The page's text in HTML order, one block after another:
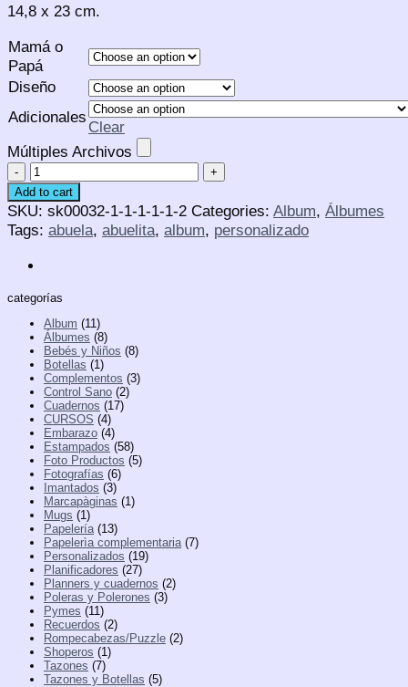
14,8 x 23 cm.
Mamá o
Papá
Diseño
Adicionales
Clear
Múltiples Archivos
Álbum
Mamá,
Papá
háblame
ti
Add to cart
SKU: sk00032-1-1-1-1-1-2 Categories: Album, Álbumes
Tags: abuela, abuelita, album, personalizado
categorías
Album (11)
Álbumes (8)
Bebés y Niños (8)
Botellas (1)
Complementos (3)
Control Sano (2)
Cuadernos (17)
CURSOS (4)
Embarazo (4)
Estampados (58)
Foto Productos (5)
Fotografías (6)
Imantados (3)
Marcapàginas (1)
Mugs (1)
Papelería (13)
Papelerìa complementaria (7)
Personalizados (19)
Planificadores (27)
Planners y cuadernos (2)
Poleras y Polerones (3)
Pymes (11)
Recuerdos (2)
Rompecabezas/Puzzle (2)
Shoperos (1)
Tazones (7)
Tazones y Botellas (5)